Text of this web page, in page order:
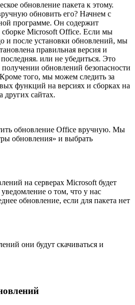
обновление пакета к этому.
обновить его? Начнем с
программе. Он содержит
Microsoft Office. Если мы
и после установки обновлений, мы
правильная версия и
или не убедиться. Это
обновлений безопасности
того, мы можем следить за
функций на версиях и сборках на
других сайтах.
обновление Office вручную. Мы
обновления» и выбрать
на cерверах Microsoft будет
о том, что у нас
обновление, если для пакета нет
они будут скачиваться и